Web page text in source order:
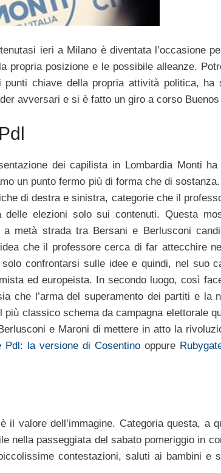
ieri a Milano è diventata l’occasione
propria posizione e le possibile alleanze.
chiave della propria attività politica, ha
avversari e si è fatto un giro a corso
dei capilista in Lombardia Monti
un punto fermo più di forma che di
di destra e sinistra, categorie che il
elezioni solo sui contenuti. Questa
metà strada tra Bersani e Berlusconi
che il professore cerca di far attecchire
confrontarsi sulle idee e quindi, nel suo
ed europeista. In secondo luogo, così
che l’arma del superamento dei partiti e la
classico schema da campagna elettorale
e Maroni di mettere in atto la
la versione di Cosentino oppure
valore dell’immagine. Categoria questa, a
nella passeggiata del sabato pomeriggio in
contestazioni, saluti ai bambini e